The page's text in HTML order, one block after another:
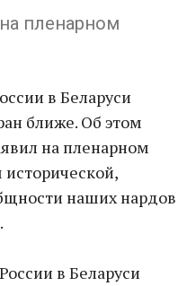
пленарном
в Беларуси
ближе. Об этом
на пленарном
наших нардов
в Беларуси